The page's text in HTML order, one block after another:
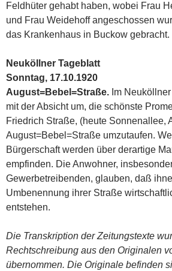
Feldhüter gehabt haben, wobei Frau
und Frau Weidehoff angeschossen
das Krankenhaus in Buckow gebracht.
Neuköllner Tageblatt
Sonntag, 17.10.1920
August=Bebel=Straße. Im
mit der Absicht um, die schönste
Friedrich Straße, (heute Sonnenallee,
August=Bebel=Straße umzutaufen.
Bürgerschaft werden über derartige
empfinden. Die Anwohner,
Gewerbetreibenden, glauben, daß
Umbenennung ihrer Straße
entstehen.
Die Transkription der Zeitungstexte
Rechtschreibung aus den Originalen
übernommen. Die Originale befinden